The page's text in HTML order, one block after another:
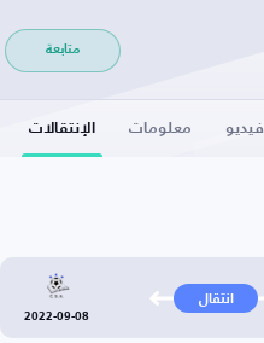
متابعة
فيديو معلومات الإنتقالات
انتقال
2022-09-08